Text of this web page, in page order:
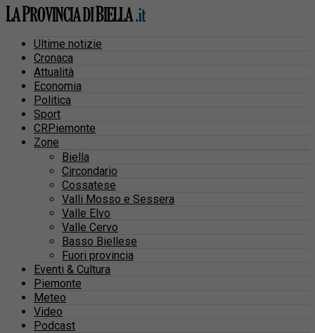
Ultime notizie
Cronaca
Attualità
Economia
Politica
Sport
CRPiemonte
Zone
Biella
Circondario
Cossatese
Valli Mosso e Sessera
Valle Elvo
Valle Cervo
Basso Biellese
Fuori provincia
Eventi & Cultura
Piemonte
Meteo
Video
Podcast